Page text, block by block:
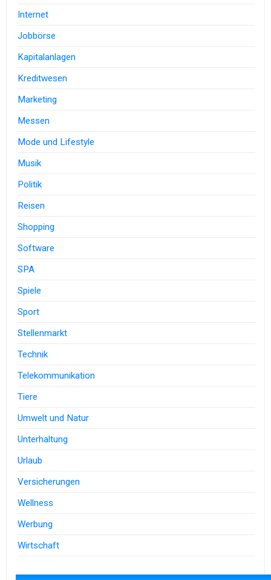
Internet
Jobbörse
Kapitalanlagen
Kreditwesen
Marketing
Messen
Mode und Lifestyle
Musik
Politik
Reisen
Shopping
Software
SPA
Spiele
Sport
Stellenmarkt
Technik
Telekommunikation
Tiere
Umwelt und Natur
Unterhaltung
Urlaub
Versicherungen
Wellness
Werbung
Wirtschaft